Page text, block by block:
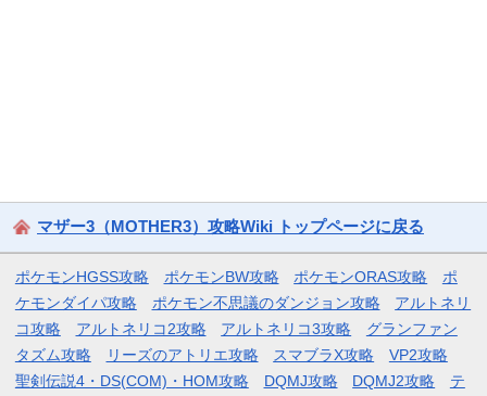
マザー3（MOTHER3）攻略Wiki トップページに戻る
ポケモンHGSS攻略 ポケモンBW攻略 ポケモンORAS攻略
ポ
ケモンダイパ攻略
ポケモン不思議のダンジョン攻略
アルトネリ
コ攻略
アルトネリコ2攻略 アルトネリコ3攻略
グランファン
タズム攻略
リーズのアトリエ攻略 スマブラX攻略
VP2攻略
聖剣伝説4・DS(COM)・HOM攻略
DQMJ攻略 DQMJ2攻略 テ